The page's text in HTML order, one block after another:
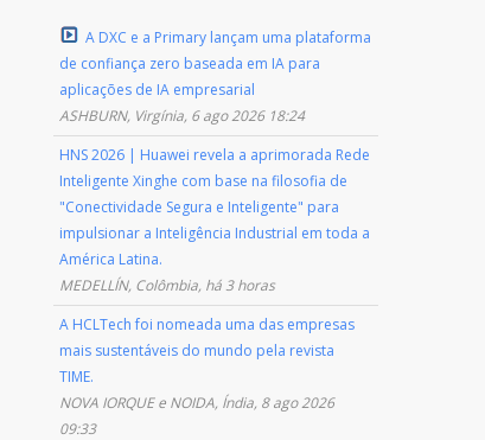
A DXC e a Primary lançam uma plataforma
de confiança zero baseada em IA para
aplicações de IA empresarial
ASHBURN, Virgínia, 6 ago 2026 18:24
HNS 2026 | Huawei revela a aprimorada Rede
Inteligente Xinghe com base na filosofia de
"Conectividade Segura e Inteligente" para
impulsionar a Inteligência Industrial em toda a
América Latina.
MEDELLÍN, Colômbia, há 3 horas
A HCLTech foi nomeada uma das empresas
mais sustentáveis do mundo pela revista
TIME.
NOVA IORQUE e NOIDA, Índia, 8 ago 2026
09:33